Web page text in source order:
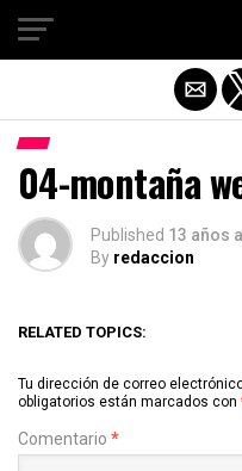
04-montaña
Published 13 años
By redaccion
RELATED TOPICS:
Tu dirección de correo
obligatorios están marcados con
Comentario *
Salir de